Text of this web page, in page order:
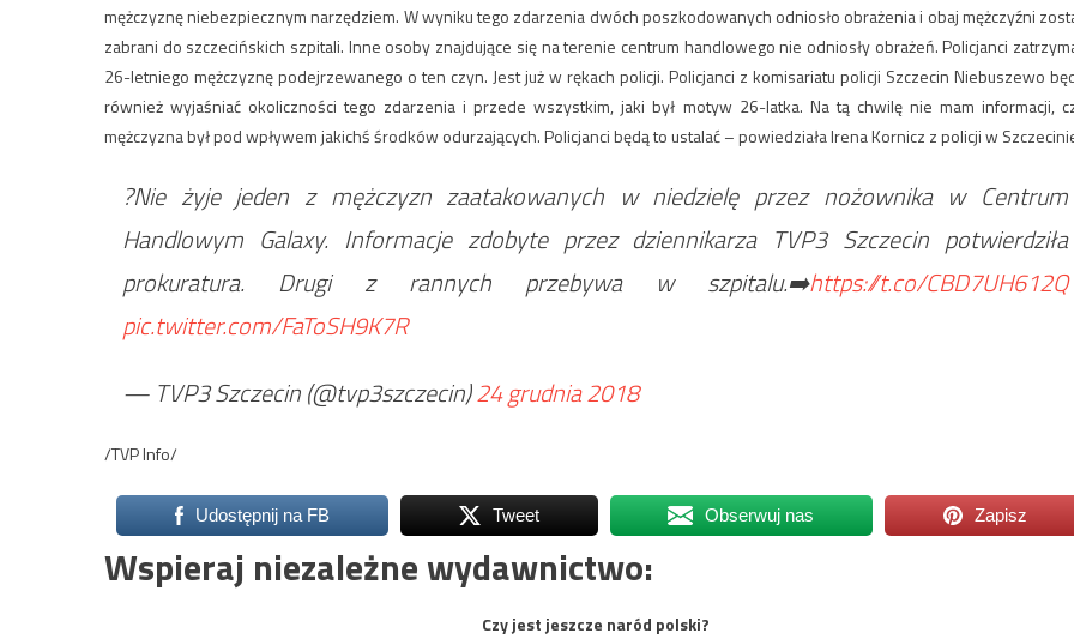
mężczyznę niebezpiecznym narzędziem. W wyniku tego zdarzenia dwóch poszkodowanych odniosło obrażenia i obaj mężczyźni
zabrani do szczecińskich szpitali. Inne osoby znajdujące się na terenie centrum handlowego nie odniosły obrażeń. Policjanci
26-letniego mężczyznę podejrzewanego o ten czyn. Jest już w rękach policji. Policjanci z komisariatu policji Szczecin Niebuszewo
również wyjaśniać okoliczności tego zdarzenia i przede wszystkim, jaki był motyw 26-latka. Na tą chwilę nie mam informacji,
mężczyzna był pod wpływem jakichś środków odurzających. Policjanci będą to ustalać – powiedziała Irena Kornicz z policji w
?Nie żyje jeden z mężczyzn zaatakowanych w niedzielę przez nożownika w Centrum
Handlowym Galaxy. Informacje zdobyte przez dziennikarza TVP3 Szczecin potwierdziła
prokuratura. Drugi z rannych przebywa w szpitalu.➡️https://t.co/CBD7UH612Q
pic.twitter.com/FaToSH9K7R
— TVP3 Szczecin (@tvp3szczecin)24 grudnia 2018
/TVP Info/
Udostępnij na FB Tweet Obserwuj nas Zapisz
Wspieraj niezależne wydawnictwo:
Czy jest jeszcze naród polski?